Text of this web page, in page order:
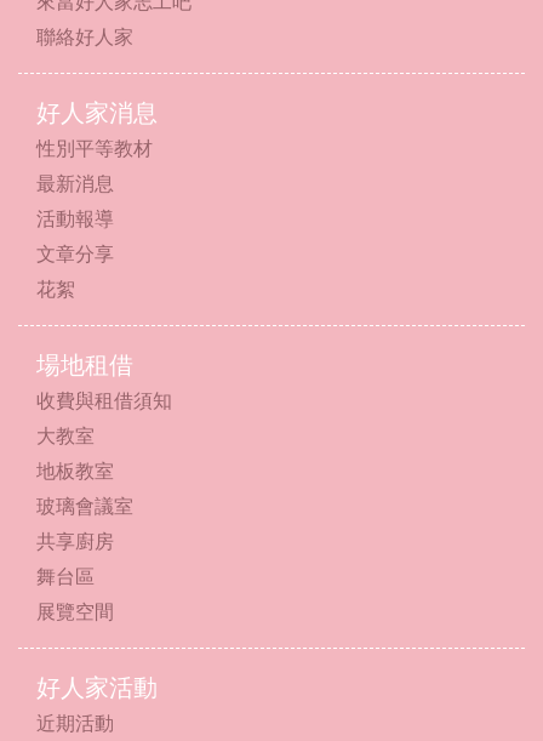
聯絡好人家
好人家消息
性別平等教材
最新消息
活動報導
文章分享
花絮
場地租借
收費與租借須知
大教室
地板教室
玻璃會議室
共享廚房
舞台區
展覽空間
好人家活動
近期活動